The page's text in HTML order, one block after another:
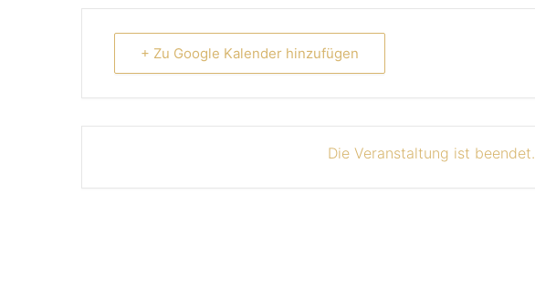
+ Zu Google Kalender hinzufügen
Die Veranstaltung ist beendet.